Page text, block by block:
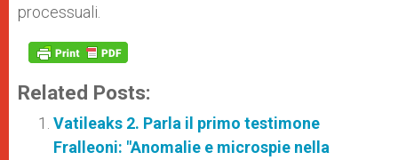
processuali.
Related Posts:
Vatileaks 2. Parla il primo testimone
Fralleoni: "Anomalie e microspie nella